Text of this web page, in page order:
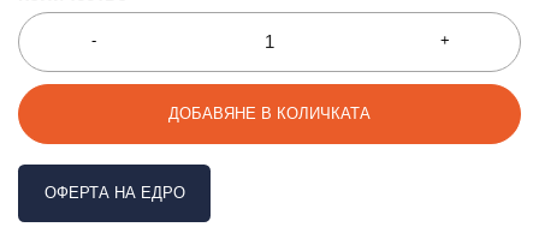
ДОБАВЯНЕ В КОЛИЧКАТА
ОФЕРТА НА ЕДРО